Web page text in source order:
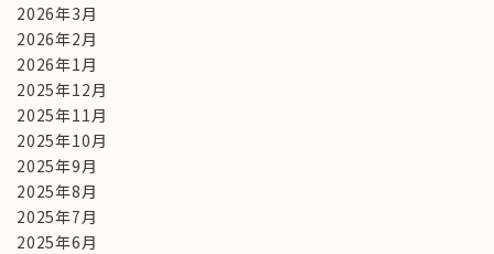
2026年3月
2026年2月
2026年1月
2025年12月
2025年11月
2025年10月
2025年9月
2025年8月
2025年7月
2025年6月